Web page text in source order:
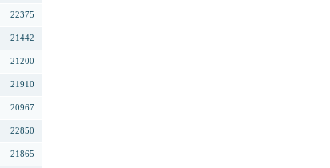
22375
21442
21200
21910
20967
22850
21865